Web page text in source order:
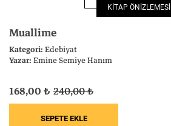
Felsefe
İnsan ve Toplum
KİTAP ÖNİZLEMESİ
Muallime
Kategori:Edebiyat
Yazar:Emine Semiye Hanım
168,00 ₺ 240,00 ₺